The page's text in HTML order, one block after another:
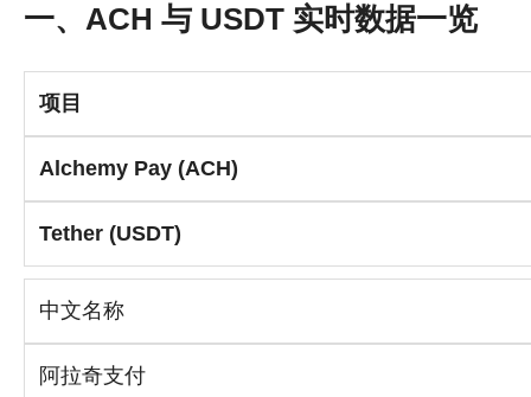
一、ACH 与 USDT 实时数据一览
项目
Alchemy Pay (ACH)
Tether (USDT)
中文名称
阿拉奇支付